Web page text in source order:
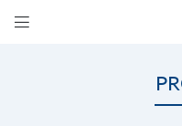

9 rue Serge Granié - ZA